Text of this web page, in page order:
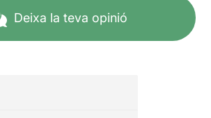
Deixa la teva opinió